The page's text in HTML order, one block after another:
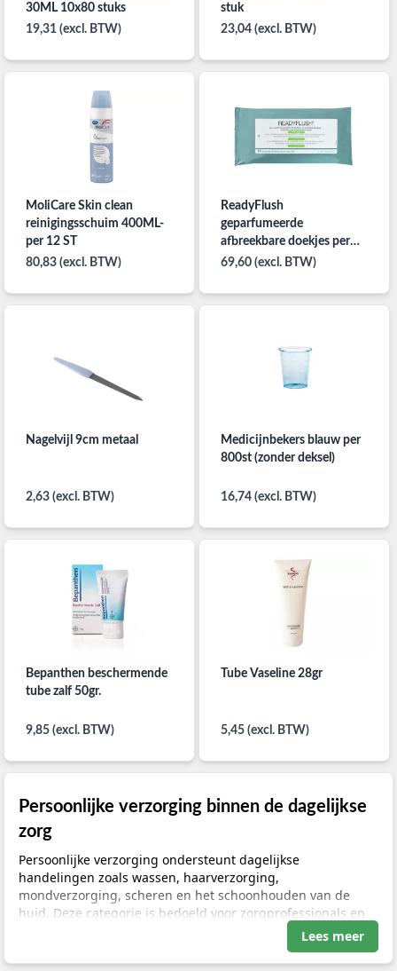
30ML 10x80 stuks
19,31 (excl. BTW)
stuk
23,04 (excl. BTW)
MoliCare Skin clean
reinigingsschuim 400ML-
per 12 ST
80,83 (excl. BTW)
ReadyFlush
geparfumeerde
afbreekbare doekjes per
omdoos 24x24st.
69,60 (excl. BTW)
Nagelvijl 9cm metaal
2,63 (excl. BTW)
Medicijnbekers blauw per
800st (zonder deksel)
16,74 (excl. BTW)
Bepanthen beschermende
tube zalf 50gr.
9,85 (excl. BTW)
Tube Vaseline 28gr
5,45 (excl. BTW)
Persoonlijke verzorging binnen de dagelijkse
zorg
Persoonlijke verzorging ondersteunt dagelijkse
handelingen zoals wassen, haarverzorging,
mondverzorging, scheren en het schoonhouden van de
huid. Deze categorie is bedoeld voor zorgprofessionals en
verzorgingsmomenten in onder meer thuiszorg,
ouderenzorg, gehandicaptenzorg, revalidatie en klinische
Lees meer